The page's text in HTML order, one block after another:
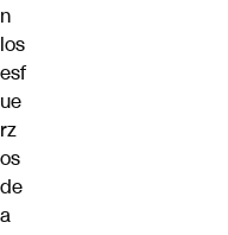
n
los
esf
ue
rz
os
de
a